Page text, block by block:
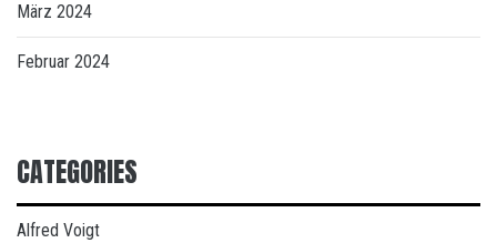
März 2024
Februar 2024
CATEGORIES
Alfred Voigt